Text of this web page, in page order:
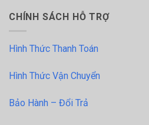
CHÍNH SÁCH HỖ TRỢ
Hình Thức Thanh Toán
Hình Thức Vận Chuyển
Bảo Hành – Đổi Trả